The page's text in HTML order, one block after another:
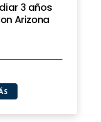
3 años
Arizona